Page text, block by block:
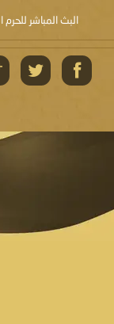
البث المباشر للحرم